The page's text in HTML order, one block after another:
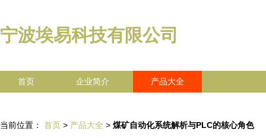
宁波埃易科技有限公司
首页 企业简介 产品大全
当前位置： 首页 > 产品大全 > 煤矿自动化系统解析与PLC的核心角色